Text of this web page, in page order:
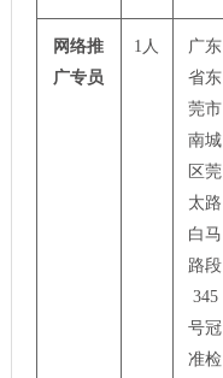
网络推
广专员
1人
广东
省东
莞市
南城
区莞
太路
白马
路段
345
号冠
准检